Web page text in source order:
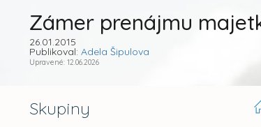
Zámer prenájmu
26.01.2015
Publikoval: Adela Šipulova
Upravené: 12.06.2026
Skupiny